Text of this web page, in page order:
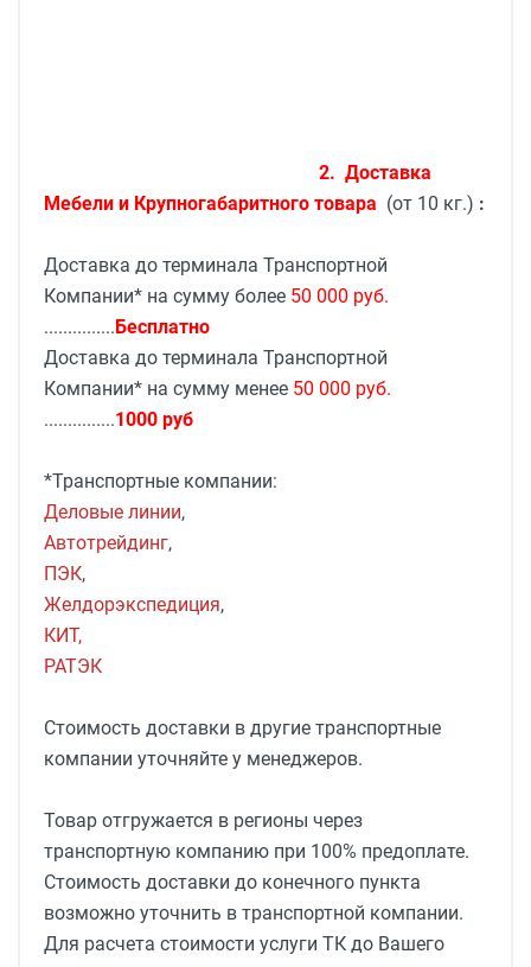
2. Доставка
Мебели и Крупногабаритного товара (от 10 кг.) :
Доставка до терминала Транспортной
Компании* на сумму более 50 000 руб.
...............Бесплатно
Доставка до терминала Транспортной
Компании* на сумму менее 50 000 руб.
...............1000 руб
*Транспортные компании:
Деловые линии,
Автотрейдинг,
ПЭК,
Желдорэкспедиция,
КИТ,
РАТЭК
Стоимость доставки в другие транспортные
компании уточняйте у менеджеров.
Товар отгружается в регионы через
транспортную компанию при 100% предоплате.
Стоимость доставки до конечного пункта
возможно уточнить в транспортной компании.
Для расчета стоимости услуги ТК до Вашего